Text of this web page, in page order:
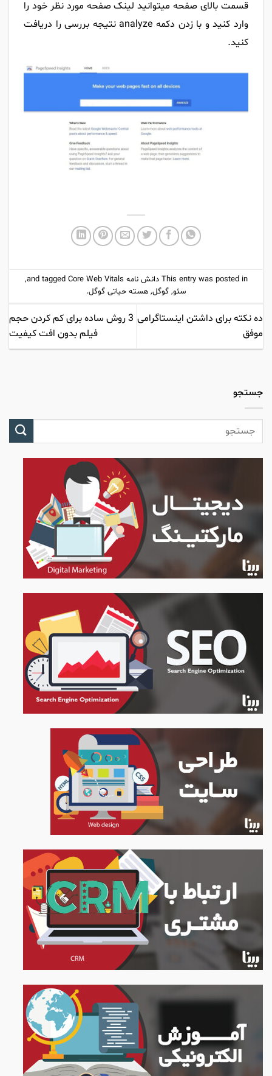
قسمت بالای صفحه میتوانید لینک صفحه مورد نظر خود را
وارد کنید و با زدن دکمه analyze نتیجه بررسی را دریافت
کنید.
This entry was posted in دانش نامه Core Web Vitals
,
سئو, گوگل, هسته حیاتی گوگل.
ده نکته برای داشتن اینستاگرامی
موفق
3 روش ساده برای کم کردن حجم
فیلم بدون افت کیفیت
جستجو